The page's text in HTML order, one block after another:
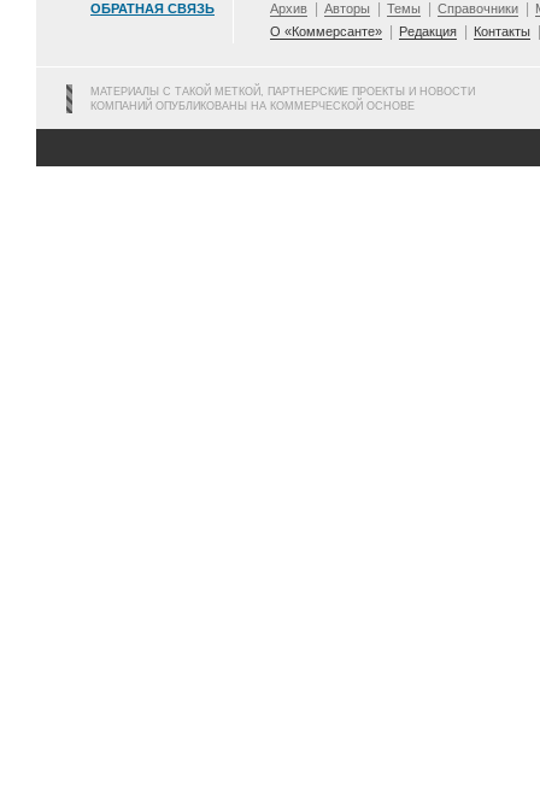
ОБРАТНАЯ СВЯЗЬ Архив Авторы Темы Справочники
О «Коммерсанте»
Редакция Контакты
МАТЕРИАЛЫ С ТАКОЙ МЕТКОЙ, ПАРТНЕРСКИЕ ПРОЕКТЫ И НОВОСТИ
КОМПАНИЙ ОПУБЛИКОВАНЫ НА КОММЕРЧЕСКОЙ ОСНОВЕ